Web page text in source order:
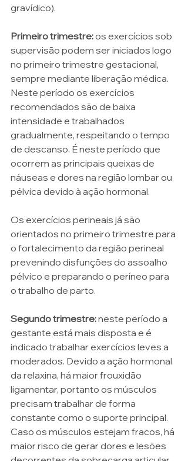
gravídico).
Primeiro trimestre: os exercícios sob
supervisão podem ser iniciados logo
no primeiro trimestre gestacional,
sempre mediante liberação médica.
Neste período os exercícios
recomendados são de baixa
intensidade e trabalhados
gradualmente, respeitando o tempo
de descanso. É neste período que
ocorrem as principais queixas de
náuseas e dores na região lombar ou
pélvica devido à ação hormonal.
Os exercícios perineais já são
orientados no primeiro trimestre para
o fortalecimento da região perineal
prevenindo disfunções do assoalho
pélvico e preparando o períneo para
o trabalho de parto.
Segundo trimestre: neste período a
gestante está mais disposta e é
indicado trabalhar exercícios leves a
moderados. Devido a ação hormonal
da relaxina, há maior frouxidão
ligamentar, portanto os músculos
precisam trabalhar de forma
constante como o suporte principal.
Caso os músculos estejam fracos, há
maior risco de gerar dores e lesões